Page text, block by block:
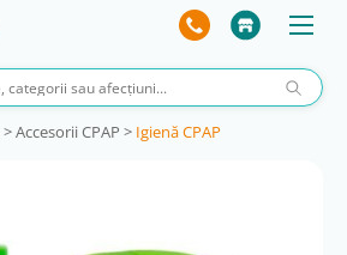
>Accesorii CPAP > Igienă CPAP